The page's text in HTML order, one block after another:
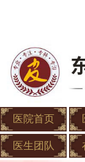
医院首页
医生团队